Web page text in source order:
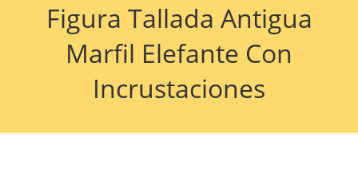
Figura Tallada Antigua
Marfil Elefante Con
Incrustaciones